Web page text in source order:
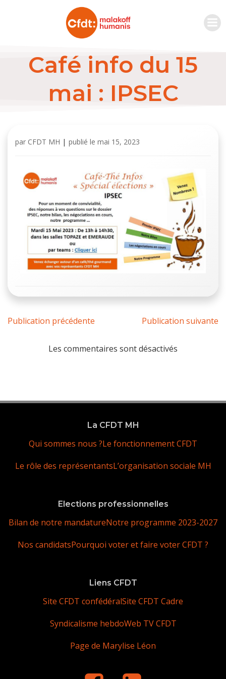
Café info du 15
mai : IPSEC
par CFDT MH | publié le mai 15, 2023
Publication précédente Publication suivante
Les commentaires sont désactivés
La CFDT MH
Qui sommes nous ?Le fonctionnement CFDT
Le rôle des représentantsL’organisation sociale MH
Elections professionnelles
Bilan de notre mandatureNotre programme 2023-2027
Nos candidatsPourquoi voter et faire voter CFDT ?
Liens CFDT
Site CFDT confédéralSite CFDT Cadre
Syndicalisme hebdoWeb TV CFDT
Page de Marylise Léon